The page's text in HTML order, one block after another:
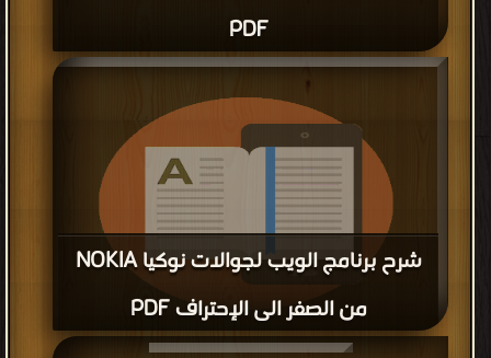
PDF
من الصفر الى الإحتراف PDF